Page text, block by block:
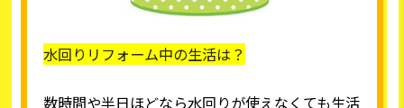
水回りリフォーム中の生活は？
数時間や半日ほどなら水回りが使えなくても生活